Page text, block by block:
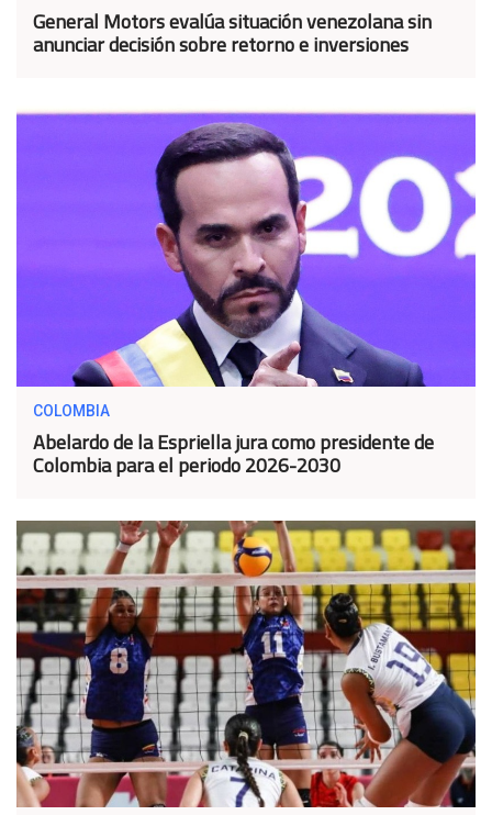
General Motors evalúa situación venezolana sin
anunciar decisión sobre retorno e inversiones
COLOMBIA
Abelardo de la Espriella jura como presidente de
Colombia para el periodo 2026-2030